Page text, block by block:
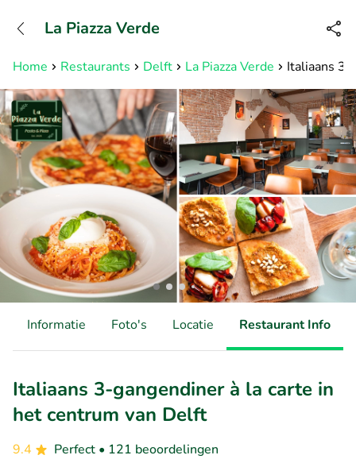
Bereikbaar tot 23:00 uur
Home Restaurants Delft La Piazza Verde Italiaans 3-
La Piazza Verde
Informatie Foto's Locatie Restaurant Info
Italiaans 3-gangendiner à la carte in
het centrum van Delft
9.4 Perfect • 121 beoordelingen